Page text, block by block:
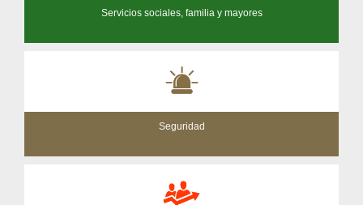
Servicios sociales, familia y mayores
Seguridad